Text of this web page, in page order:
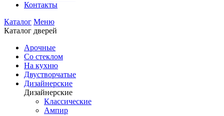
Контакты
Каталог Меню
Каталог дверей
Арочные
Со стеклом
На кухню
Двустворчатые
Дизайнерские
Дизайнерские
Классические
Ампир